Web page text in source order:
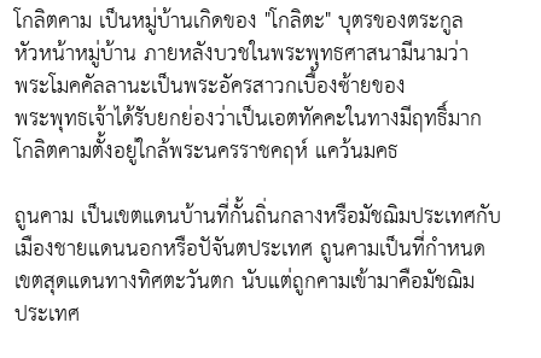
โกลิตคาม เป็นหมู่บ้านเกิดของ "โกลิตะ" บุตรของตระกูล
หัวหน้าหมู่บ้าน ภายหลังบวชในพระพุทธศาสนามีนามว่า
พระโมคคัลลานะเป็นพระอัครสาวกเบื้องซ้ายของ
พระพุทธเจ้าได้รับยกย่องว่าเป็นเอตทัคคะในทางมีฤทธิ์มาก
โกลิตคามตั้งอยู่ใกล้พระนครราชคฤห์ แคว้นมคธ
ถูนคาม เป็นเขตแดนบ้านที่กั้นถิ่นกลางหรือมัชฌิมประเทศกับ
เมืองชายแดนนอกหรือปัจันตประเทศ ถูนคามเป็นที่กำหนด
เขตสุดแดนทางทิศตะวันตก นับแต่ถูกคามเข้ามาคือมัชฌิม
ประเทศ